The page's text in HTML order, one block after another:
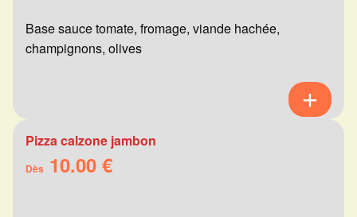
Base sauce tomate, fromage, viande hachée,
champignons, olives
Pizza calzone jambon
Dès 10.00 €